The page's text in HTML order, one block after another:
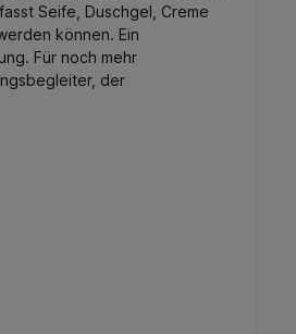
Seife, Duschgel, Creme
können. Ein
Für noch mehr
der